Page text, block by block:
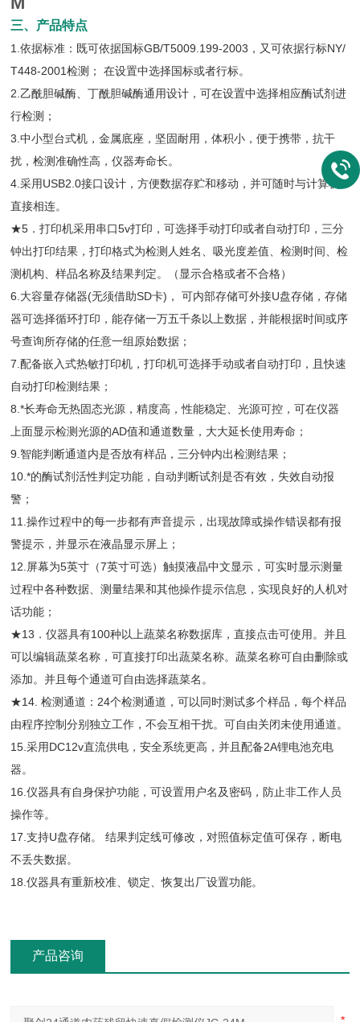
三、产品特点
1.依据标准：既可依据国标GB/T5009.199-2003，又可依据行标NY/
T448-2001检测； 在设置中选择国标或者行标。
2.乙酰胆碱酶、丁酰胆碱酶通用设计，可在设置中选择相应酶试剂进
行检测；
3.中小型台式机，金属底座，坚固耐用，体积小，便于携带，抗干
扰，检测准确性高，仪器寿命长。
4.采用USB2.0接口设计，方便数据存贮和移动，并可随时与计算机
直接相连。
★5．打印机采用串口5v打印，可选择手动打印或者自动打印，三分
钟出打印结果，打印格式为检测人姓名、吸光度差值、检测时间、检
测机构、样品名称及结果判定。（显示合格或者不合格）
6.大容量存储器(无须借助SD卡)， 可内部存储可外接U盘存储，存储
器可选择循环打印，能存储一万五千条以上数据，并能根据时间或序
号查询所存储的任意一组原始数据；
7.配备嵌入式热敏打印机，打印机可选择手动或者自动打印，且快速
自动打印检测结果；
8.*长寿命无热固态光源，精度高，性能稳定、光源可控，可在仪器
上面显示检测光源的AD值和通道数量，大大延长使用寿命；
9.智能判断通道内是否放有样品，三分钟内出检测结果；
10.*的酶试剂活性判定功能，自动判断试剂是否有效，失效自动报
警；
11.操作过程中的每一步都有声音提示，出现故障或操作错误都有报
警提示，并显示在液晶显示屏上；
12.屏幕为5英寸（7英寸可选）触摸液晶中文显示，可实时显示测量
过程中各种数据、测量结果和其他操作提示信息，实现良好的人机对
话功能；
★13．仪器具有100种以上蔬菜名称数据库，直接点击可使用。并且
可以编辑蔬菜名称，可直接打印出蔬菜名称。蔬菜名称可自由删除或
添加。并且每个通道可自由选择蔬菜名。
★14. 检测通道：24个检测通道，可以同时测试多个样品，每个样品
由程序控制分别独立工作，不会互相干扰。可自由关闭未使用通道。
15.采用DC12v直流供电，安全系统更高，并且配备2A锂电池充电
器。
16.仪器具有自身保护功能，可设置用户名及密码，防止非工作人员
操作等。
17.支持U盘存储。 结果判定线可修改，对照值标定值可保存，断电
不丢失数据。
18.仪器具有重新校准、锁定、恢复出厂设置功能。
产品咨询